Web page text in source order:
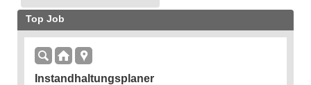
Top Job
Instandhaltungsplaner